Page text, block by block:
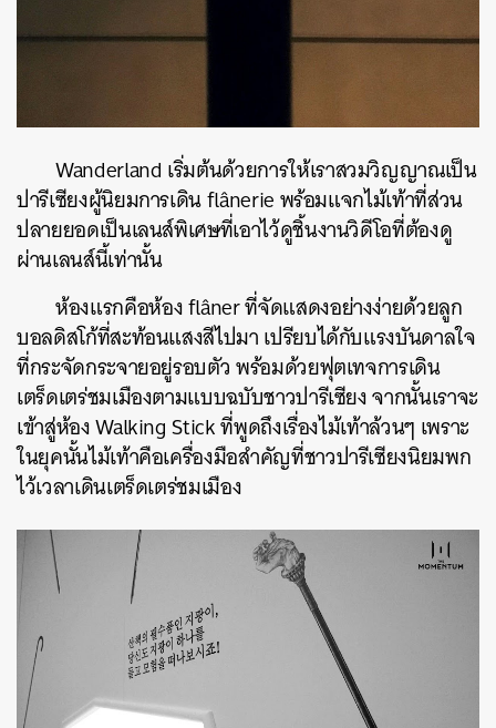
Wanderland เริ่มต้นด้วยการให้เราสวมวิญญาณเป็น
ปารีเซียงผู้นิยมการเดิน flânerie พร้อมแจกไม้เท้าที่ส่วน
ปลายยอดเป็นเลนส์พิเศษที่เอาไว้ดูชิ้นงานวิดีโอที่ต้องดู
ผ่านเลนส์นี้เท่านั้น
ห้องแรกคือห้อง flâner ที่จัดแสดงอย่างง่ายด้วยลูก
บอลดิสโก้ที่สะท้อนแสงสีไปมา เปรียบได้กับแรงบันดาลใจ
ที่กระจัดกระจายอยู่รอบตัว พร้อมด้วยฟุตเทจการเดิน
เตร็ดเตร่ชมเมืองตามแบบฉบับชาวปารีเซียง จากนั้นเราจะ
เข้าสู่ห้อง Walking Stick ที่พูดถึงเรื่องไม้เท้าล้วนๆ เพราะ
ในยุคนั้นไม้เท้าคือเครื่องมือสำคัญที่ชาวปารีเซียงนิยมพก
ไว้เวลาเดินเตร็ดเตร่ชมเมือง